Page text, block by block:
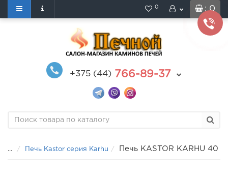
: 0
0
+375 (44) 766-89-37
... Печь Kastor серия Karhu Печь KASTOR KARHU 40